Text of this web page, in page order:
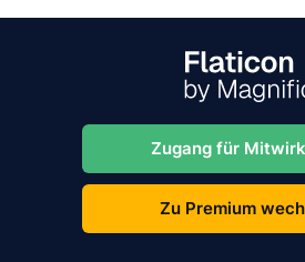
Zugang für
Zu Premium